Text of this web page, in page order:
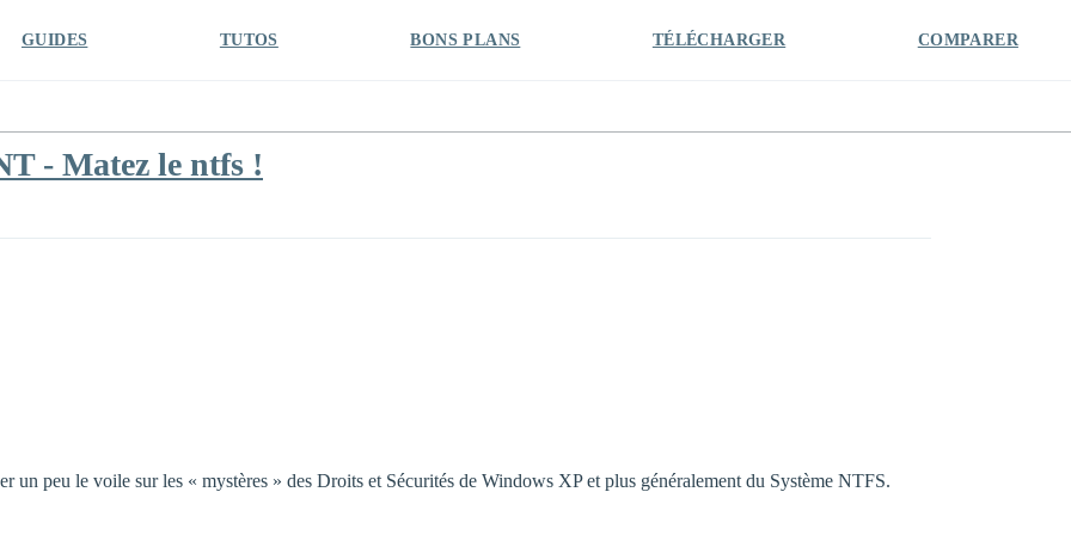
GUIDES TUTOS BONS PLANS TÉLÉCHARGER COMPARER
- Matez le ntfs !
un peu le voile sur les « mystères » des Droits et Sécurités de Windows XP et plus généralement du Système NTFS.